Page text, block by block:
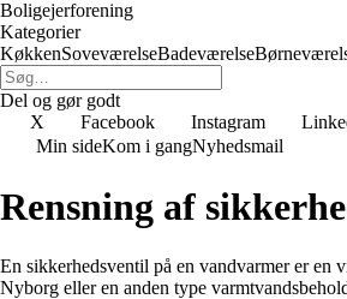
Boligejerforening
Kategorier
KøkkenSoveværelseBadeværelse
Del og gør godt
X
Facebook Instagram
Min sideKom i gangNyhedsmail
Rensning af
En sikkerhedsventil på en vandvarmer er en
Nyborg eller en anden type